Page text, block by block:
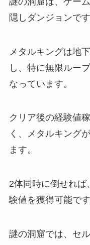
隠しダンジョンです
メタルキングは地
し、特に無限ルー
なっています。
クリア後の経験値
く、メタルキング
ます。
2体同時に倒せれ
験値を獲得可能です
謎の洞窟では、セ